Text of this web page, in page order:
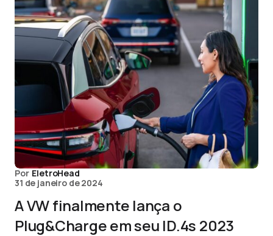
Por EletroHead
31 de janeiro de 2024
A VW finalmente lança o
Plug&Charge em seu ID.4s 2023